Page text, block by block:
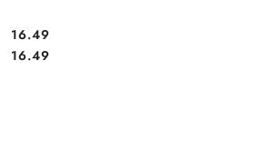
Cena:
16.49
Cena:
16.49